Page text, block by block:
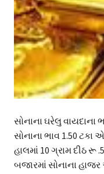
સોનાના ઘરેલુ વાયદાના
સોનાના ભાવ 1.50 ટકા
હાલમાં 10 ગ્રામ દીઠ રૂ
બજારમાં સોનાના હાજર